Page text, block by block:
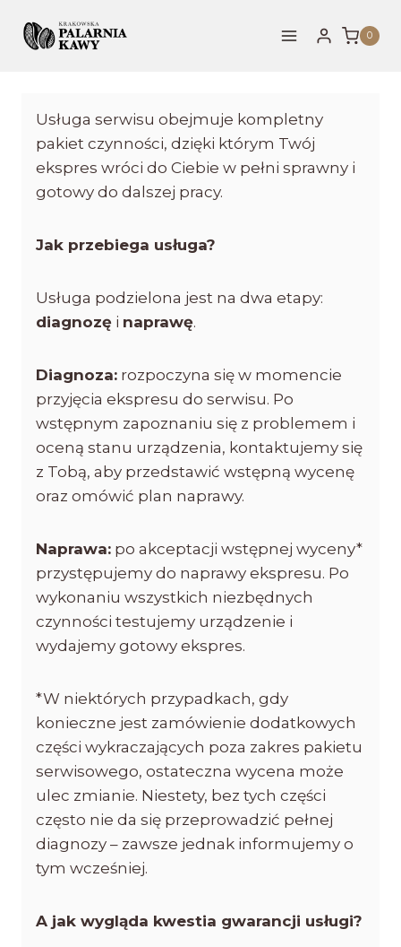
0
Usługa serwisu obejmuje kompletny
pakiet czynności, dzięki którym Twój
ekspres wróci do Ciebie w pełni sprawny i
gotowy do dalszej pracy.
Jak przebiega usługa?
Usługa podzielona jest na dwa etapy:
diagnozę i naprawę.
Diagnoza: rozpoczyna się w momencie
przyjęcia ekspresu do serwisu. Po
wstępnym zapoznaniu się z problemem i
oceną stanu urządzenia, kontaktujemy się
z Tobą, aby przedstawić wstępną wycenę
oraz omówić plan naprawy.
Naprawa: po akceptacji wstępnej wyceny*
przystępujemy do naprawy ekspresu. Po
wykonaniu wszystkich niezbędnych
czynności testujemy urządzenie i
wydajemy gotowy ekspres.
*W niektórych przypadkach, gdy
konieczne jest zamówienie dodatkowych
części wykraczających poza zakres pakietu
serwisowego, ostateczna wycena może
ulec zmianie. Niestety, bez tych części
często nie da się przeprowadzić pełnej
diagnozy – zawsze jednak informujemy o
tym wcześniej.
A jak wygląda kwestia gwarancji usługi?